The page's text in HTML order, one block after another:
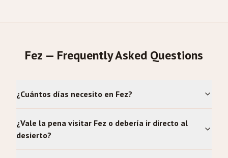
Fez — Frequently Asked Questions
¿Cuántos días necesito en Fez?
¿Vale la pena visitar Fez o debería ir directo al
desierto?